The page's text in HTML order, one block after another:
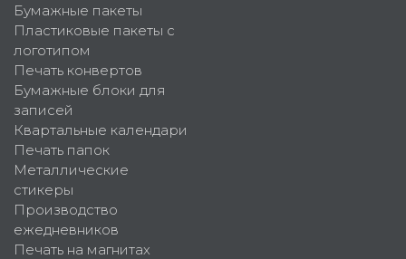
Бумажные пакеты
Пластиковые пакеты с
логотипом
Печать конвертов
Бумажные блоки для
записей
Квартальные календари
Печать папок
Металлические
стикеры
Производство
ежедневников
Печать на магнитах